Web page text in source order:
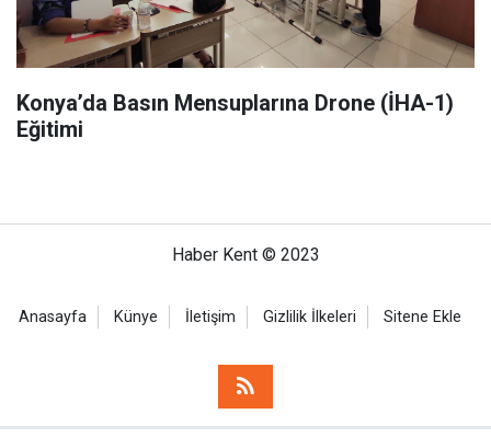
Konya’da Basın Mensuplarına Drone (İHA-1)
Eğitimi
Haber Kent © 2023
Anasayfa Künye İletişim Gizlilik İlkeleri Sitene Ekle